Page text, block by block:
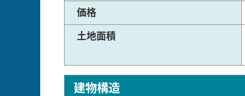
価格
土地面積
建物構造